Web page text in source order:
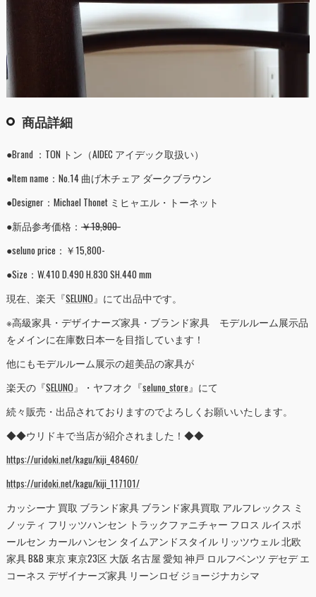
商品詳細
●Brand ：TON トン（AIDEC アイデック取扱い）
●Item name：No.14 曲げ木チェア ダークブラウン
●Designer：Michael Thonet ミヒャエル・トーネット
●新品参考価格： ￥19,900-
●seluno price：￥15,800-
●Size：W.410 D.490 H.830 SH.440 mm
現在、楽天『SELUNO』にて出品中です。
※高級家具・デザイナーズ家具・ブランド家具 モデルルーム展示品
をメインに在庫数日本一を目指しています！
他にもモデルルーム展示の超美品の家具が
楽天の『SELUNO』・ヤフオク『seluno_store』にて
続々販売・出品されておりますのでよろしくお願いいたします。
◆◆ウリドキで当店が紹介されました！◆◆
https://uridoki.net/kagu/kiji_48460/
https://uridoki.net/kagu/kiji_117101/
カッシーナ 買取 ブランド家具 ブランド家具買取 アルフレックス ミ
ノッティ フリッツハンセン トラックファニチャー フロス ルイスポ
ールセン カールハンセン タイムアンドスタイル リッツウェル 北欧
家具 B&B 東京 東京23区 大阪 名古屋 愛知 神戸 ロルフベンツ デセデ エ
コーネス デザイナーズ家具 リーンロゼ ジョージナカシマ